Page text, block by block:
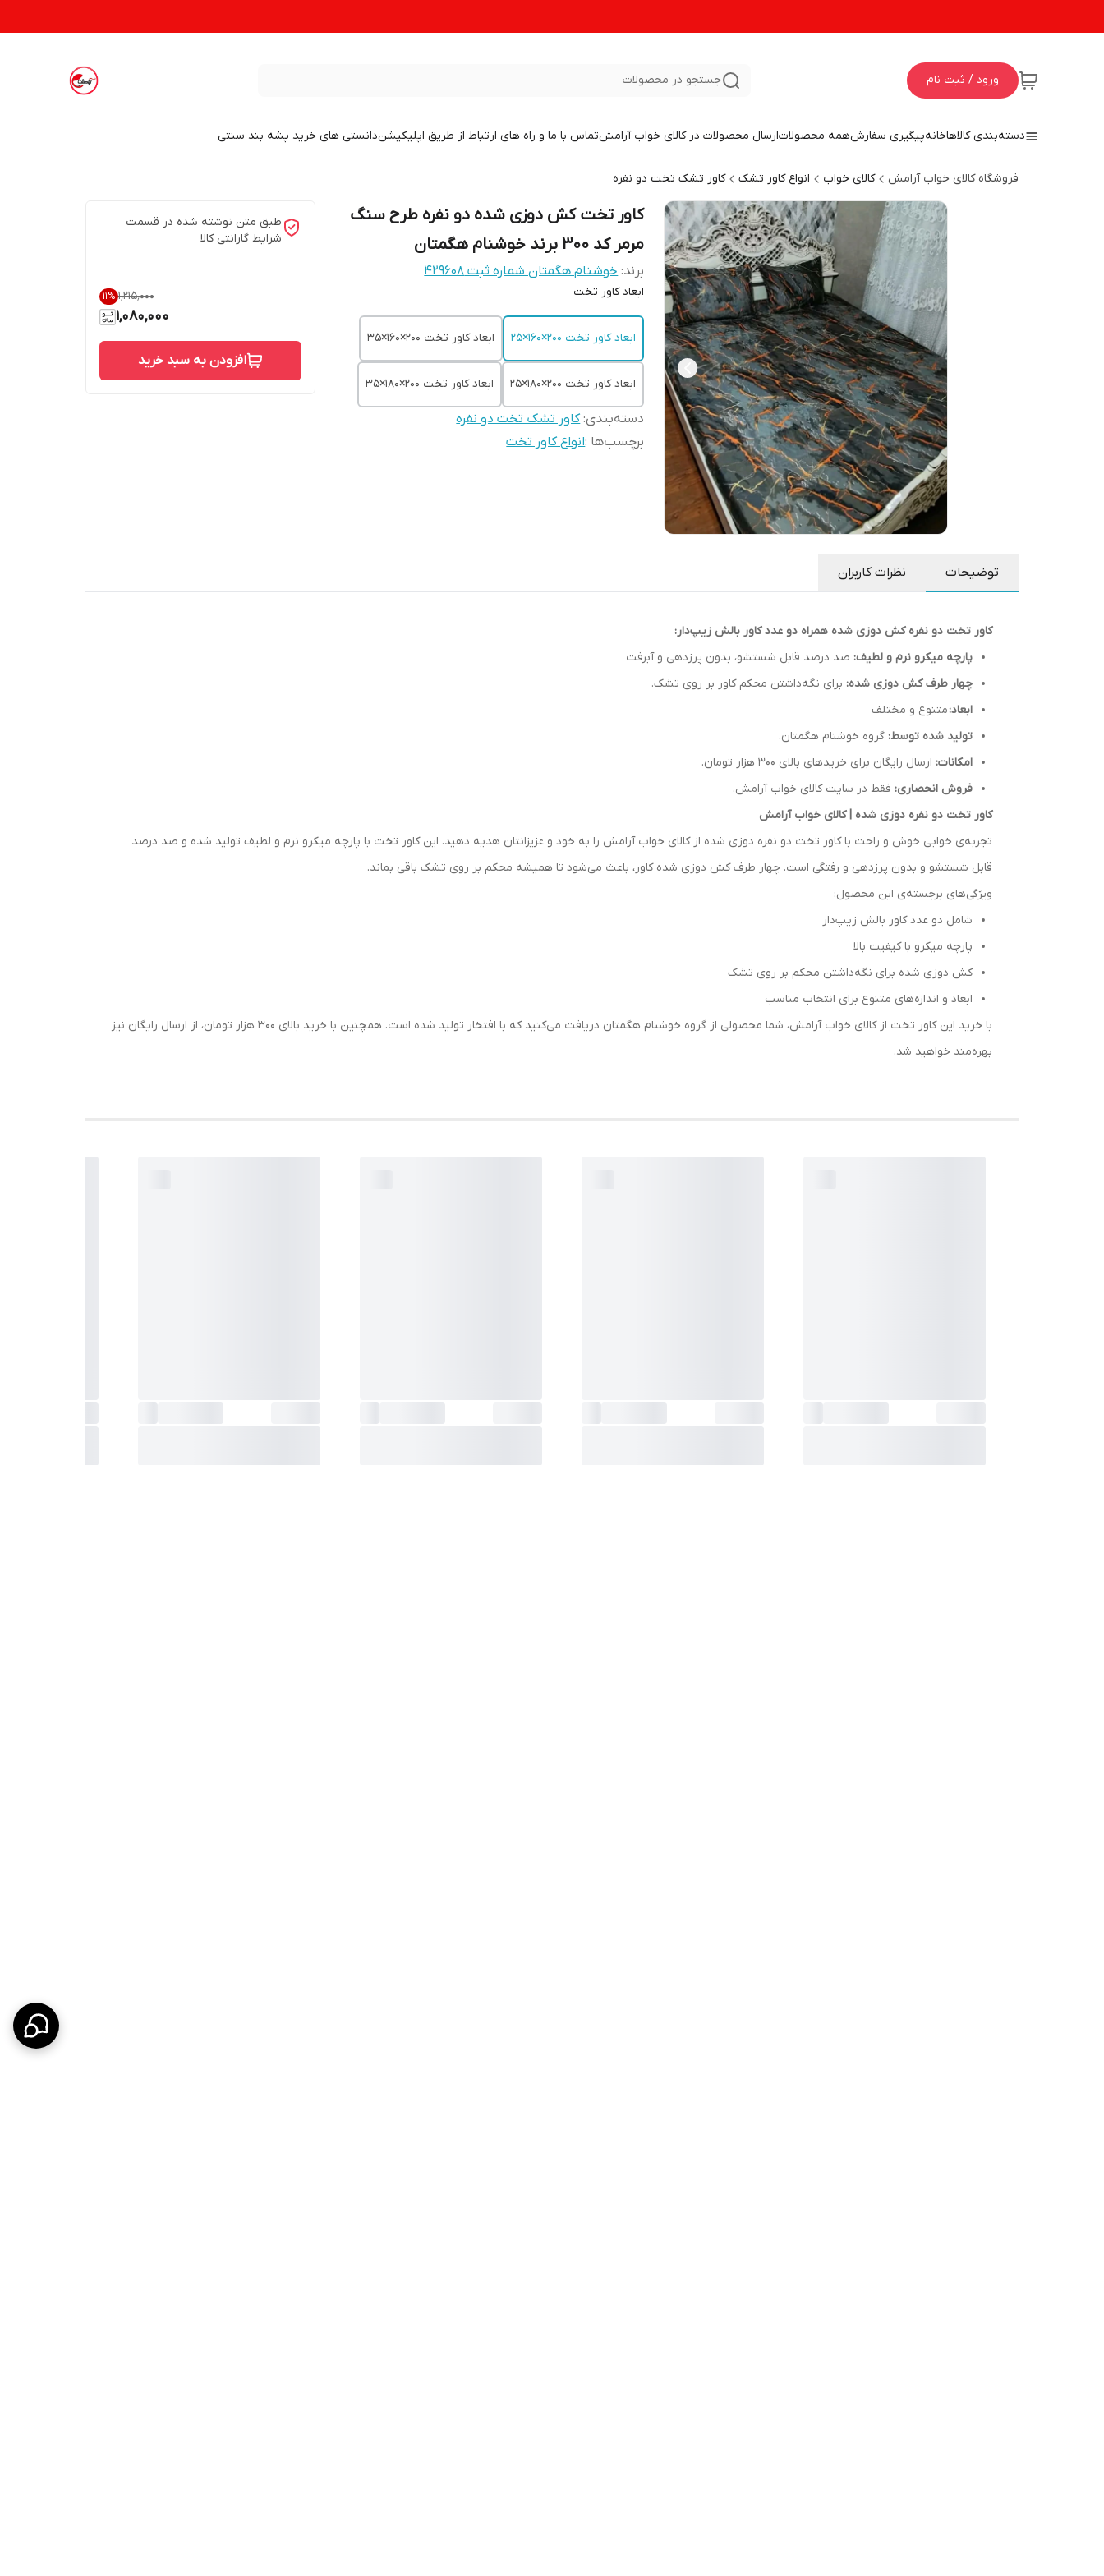
ورود / ثبت نام جستجو در محصولات
دسته‌بندی کالاهاخانهپیگیری سفارشهمه محصولاتارسال محصولات در کالای خواب آرامشتماس با ما و راه های ارتباط از طریق اپلیکیشندانستی های خرید پشه بند سنتی
فروشگاه کالای خواب آرامش کالای خواب انواع کاور تشک کاور تشک تخت دو نفره
کاور تخت کش دوزی شده دو نفره طرح سنگ
مرمر کد 300 برند خوشنام هگمتان
برند: خوشنام هگمتان شماره ثبت ۴۲۹۶۰۸
ابعاد کاور تخت
ابعاد کاور تخت ۲۰۰×160×25 ابعاد کاور تخت 200×160×35
ابعاد کاور تخت 200×180×25 ابعاد کاور تخت ۲۰۰×180×35
دسته‌بندی:کاور تشک تخت دو نفره
برچسب‌ها :انواع کاور تخت
طبق متن نوشته شده در قسمت
شرایط گارانتی کالا
۱٬۲۱۵٬۰۰۰ 11%
1,080,000
افزودن به سبد خرید
توضیحات نظرات کاربران
کاور تخت دو نفره کش دوزی شده همراه دو عدد کاور بالش زیپ‌دار:
پارچه میکرو نرم و لطیف: صد درصد قابل شستشو، بدون پرزدهی و آبرفت
چهار طرف کش دوزی شده: برای نگه‌داشتن محکم کاور بر روی تشک.
ابعاد:متنوع و مختلف
تولید شده توسط: گروه خوشنام هگمتان.
امکانات: ارسال رایگان برای خریدهای بالای 300 هزار تومان.
فروش انحصاری: فقط در سایت کالای خواب آرامش.
کاور تخت دو نفره دوزی شده | کالای خواب آرامش
تجربه‌ی خوابی خوش و راحت با کاور تخت دو نفره دوزی شده از کالای خواب آرامش را به خود و عزیزانتان هدیه دهید. این کاور تخت با پارچه میکرو نرم و لطیف تولید شده و صد درصد
قابل شستشو و بدون پرزدهی و رفتگی است. چهار طرف کش دوزی شده کاور، باعث می‌شود تا همیشه محکم بر روی تشک باقی بماند.
ویژگی‌های برجسته‌ی این محصول:
شامل دو عدد کاور بالش زیپ‌دار
پارچه میکرو با کیفیت بالا
کش دوزی شده برای نگه‌داشتن محکم بر روی تشک
ابعاد و اندازه‌های متنوع برای انتخاب مناسب
با خرید این کاور تخت از کالای خواب آرامش، شما محصولی از گروه خوشنام هگمتان دریافت می‌کنید که با افتخار تولید شده است. همچنین با خرید بالای 300 هزار تومان، از ارسال رایگان نیز
بهره‌مند خواهید شد.